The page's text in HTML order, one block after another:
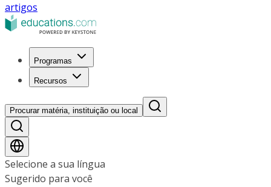
artigos
Programas
Recursos
Procurar matéria, instituição ou local
Selecione a sua língua
Sugerido para você